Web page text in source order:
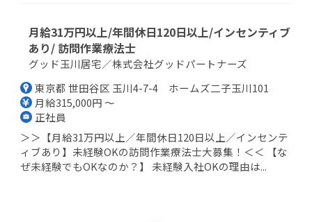
月給31万円以上/年間休日120日以上/インセンティブ
あり/ 訪問作業療法士
グッド玉川居宅／株式会社グッドパートナーズ
東京都 世田谷区 玉川4-7-4 ホームズ二子玉川101
月給315,000円 ～
正社員
＞＞【月給31万円以上／年間休日120日以上／インセンテ
ィブあり】未経験OKの訪問作業療法士大募集！＜＜ 【な
ぜ未経験でもOKなのか？】 未経験入社OKの理由は...